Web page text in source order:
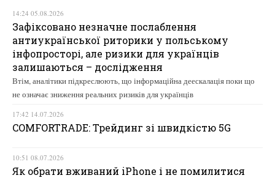
14:24 05.08.2026
Зафіксовано незначне послаблення
антиукраїнської риторики у польському
інфопросторі, але ризики для українців
залишаються – дослідження
Втім, аналітики підкреслюють, що інформаційна деескалація поки що
не означає зниження реальних ризиків для українців
17:42 14.07.2026
COMFORTRADE: Трейдинг зі швидкістю 5G
10:51 08.07.2026
Як обрати вживаний iPhone і не помилитися